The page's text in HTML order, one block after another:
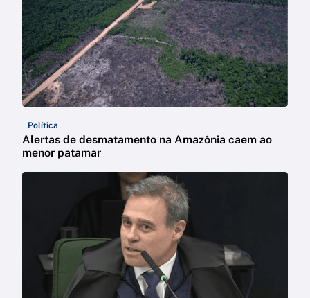
Política
Alertas de desmatamento na Amazônia caem ao
menor patamar